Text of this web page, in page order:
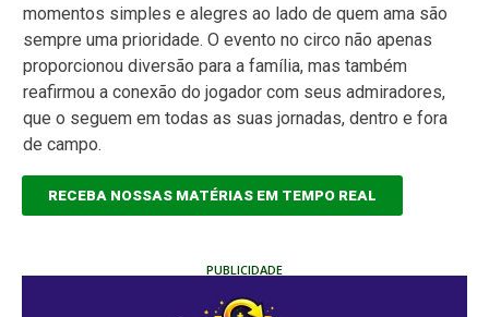
momentos simples e alegres ao lado de quem ama são
sempre uma prioridade. O evento no circo não apenas
proporcionou diversão para a família, mas também
reafirmou a conexão do jogador com seus admiradores,
que o seguem em todas as suas jornadas, dentro e fora
de campo.
RECEBA NOSSAS MATÉRIAS EM TEMPO REAL
PUBLICIDADE